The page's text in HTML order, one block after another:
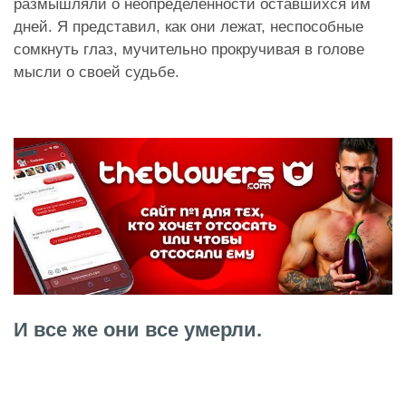
размышляли о неопределенности оставшихся им
дней. Я представил, как они лежат, неспособные
сомкнуть глаз, мучительно прокручивая в голове
мысли о своей судьбе.
И все же они все умерли.